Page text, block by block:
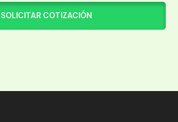
SOLICITAR COTIZACIÓN